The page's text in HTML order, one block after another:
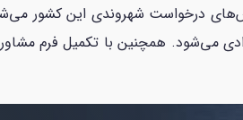
درخواست شهروندی این کشور
می‌شود. همچنین با تکمیل فرم